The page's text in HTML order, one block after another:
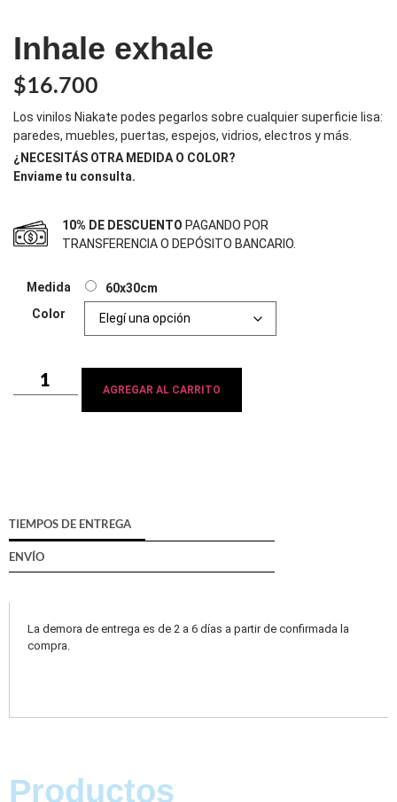
Inhale exhale
$16.700
Los vinilos Niakate podes pegarlos sobre cualquier superficie lisa:
paredes, muebles, puertas, espejos, vidrios, electros y más.
¿NECESITÁS OTRA MEDIDA O COLOR?
Enviame tu consulta.
10% DE DESCUENTO PAGANDO POR
TRANSFERENCIA O DEPÓSITO BANCARIO.
Medida
60x30cm
Color
AGREGAR AL CARRITO
TIEMPOS DE ENTREGA
ENVÍO
La demora de entrega es de 2 a 6 días a partir de confirmada la
compra.
Productos